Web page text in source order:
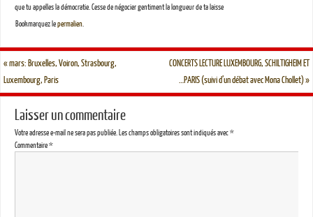
que tu appelles la démocratie. Cesse de négocier gentiment la longueur de ta laisse
Bookmarquez lepermalien.
«mars: Bruxelles, Voiron, Strasbourg,
Luxembourg, Paris
CONCERTS LECTURE LUXEMBOURG, SCHILTIGHEIM ET
…PARIS (suivi d’un débat avec Mona Chollet)»
Laisser un commentaire
Votre adresse e-mail ne sera pas publiée. Les champs obligatoires sont indiqués avec*
Commentaire*